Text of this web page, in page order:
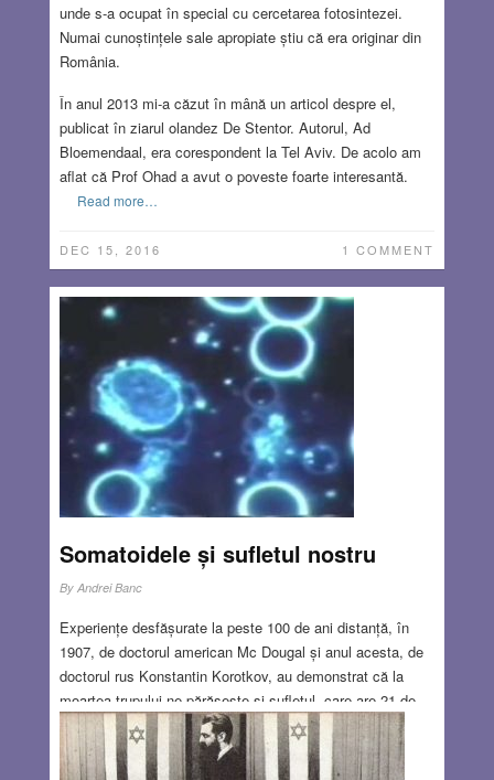
unde s-a ocupat în special cu cercetarea fotosintezei.
Numai cunoștințele sale apropiate știu că era originar din
România.
În anul 2013 mi-a căzut în mână un articol despre el,
publicat în ziarul olandez De Stentor. Autorul, Ad
Bloemendaal, era corespondent la Tel Aviv. De acolo am
aflat că Prof Ohad a avut o poveste foarte interesantă.
Read more…
DEC 15, 2016 1 COMMENT
Somatoidele și sufletul nostru
By Andrei Banc
Experiențe desfășurate la peste 100 de ani distanță, în
1907, de doctorul american Mc Dougal și anul acesta, de
doctorul rus Konstantin Korotkov, au demonstrat că la
moartea trupului ne părăsește și sufletul, care are 21 de
grame. Unde stă sufletul în corpul nostru, ce rol are el și
cum se explică faptul că ceva atât de volatil are masă, e
deci un organ? Nimeni nu știe încă. Dar există o ipoteză